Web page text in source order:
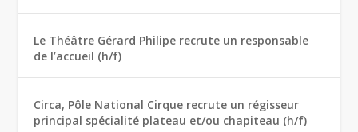
Le Théâtre Gérard Philipe recrute un responsable
de l’accueil (h/f)
Circa, Pôle National Cirque recrute un régisseur
principal spécialité plateau et/ou chapiteau (h/f)